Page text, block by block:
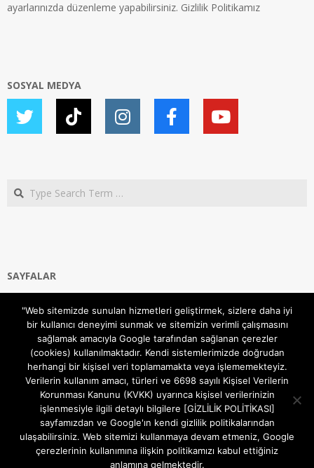
ayarlarınızda düzenleme yapabilirsiniz. Gizlilik Politikamız
SOSYAL MEDYA
Search
SAYFALAR
Gizlilik ve Çerezler (Cookies) Politikası
Hakkımızda
İletişim Kanalları
MODEM KURULUM
TEKNİK DESTEK
TELEVİZYON SİSTEMLERİ
"Web sitemizde sunulan hizmetleri geliştirmek, sizlere daha iyi
bir kullanıcı deneyimi sunmak ve sitemizin verimli çalışmasını
sağlamak amacıyla Google tarafından sağlanan çerezler
(cookies) kullanılmaktadır. Kendi sistemlerimizde doğrudan
herhangi bir kişisel veri toplamamakta veya işlememekteyiz.
Verilerin kullanım amacı, türleri ve 6698 sayılı Kişisel Verilerin
Korunması Kanunu (KVKK) uyarınca kişisel verilerinizin
işlenmesiyle ilgili detaylı bilgilere [GİZLİLİK POLİTİKASI]
sayfamızdan ve Google'ın kendi gizlilik politikalarından
ulaşabilirsiniz. Web sitemizi kullanmaya devam etmeniz, Google
çerezlerinin kullanımına ilişkin politikamızı kabul ettiğiniz
anlamına gelmektedir.